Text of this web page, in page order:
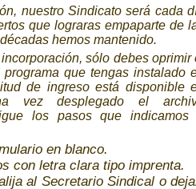
nuestro Sindicato será cada
que lograras empaparte de
hemos mantenido.
sólo debes oprimir
que tengas instalado
de ingreso está disponible
vez desplegado el
los pasos que indicamos
en blanco.
con letra clara tipo imprenta.
al Secretario Sindical o